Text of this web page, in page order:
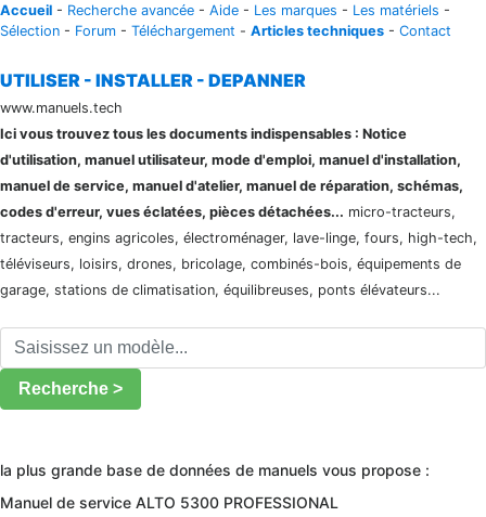
Accueil - Recherche avancée - Aide - Les marques - Les matériels -
Sélection - Forum - Téléchargement - Articles techniques - Contact
UTILISER - INSTALLER - DEPANNER
www.manuels.tech
Ici vous trouvez tous les documents indispensables : Notice
d'utilisation, manuel utilisateur, mode d'emploi, manuel d'installation,
manuel de service, manuel d'atelier, manuel de réparation, schémas,
codes d'erreur, vues éclatées, pièces détachées... micro-tracteurs,
tracteurs, engins agricoles, électroménager, lave-linge, fours, high-tech,
téléviseurs, loisirs, drones, bricolage, combinés-bois, équipements de
garage, stations de climatisation, équilibreuses, ponts élévateurs...
Recherche >
la plus grande base de données de manuels vous propose :
Manuel de service ALTO 5300 PROFESSIONAL